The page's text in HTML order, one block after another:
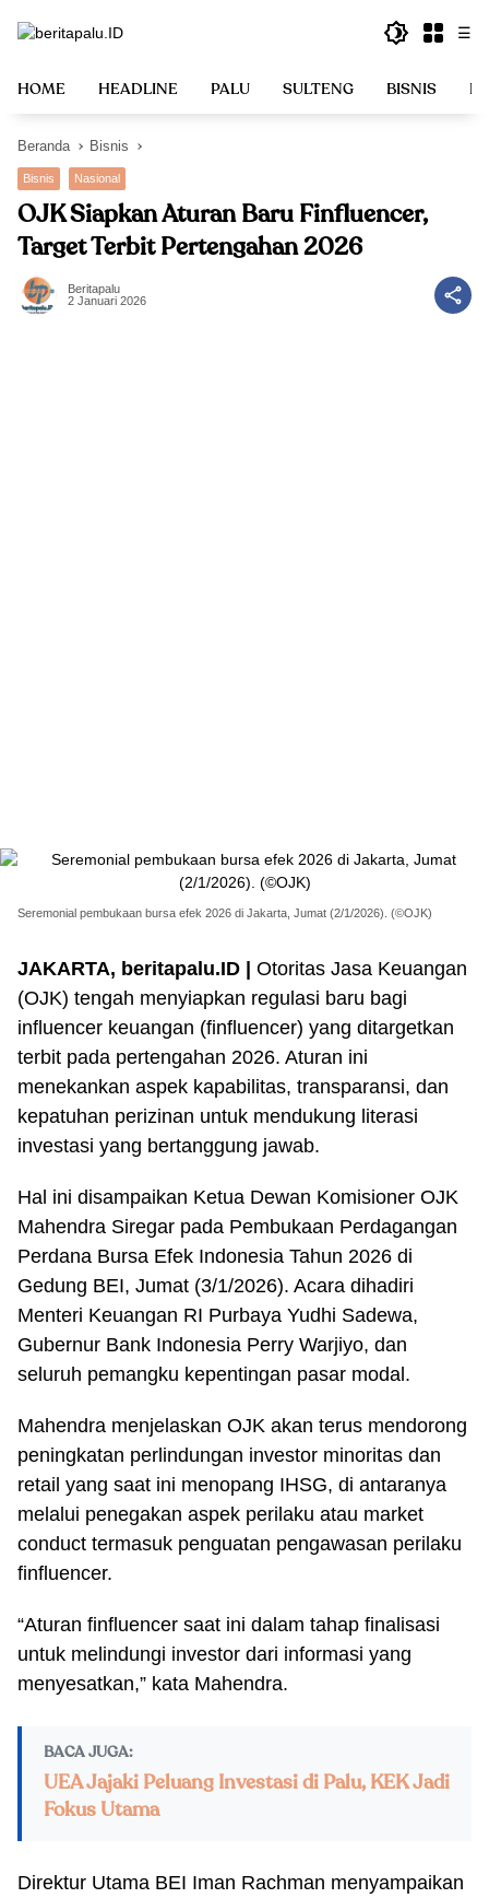
☰
HOME HEADLINE PALU SULTENG BISNIS
Beranda Bisnis
Bisnis Nasional
OJK Siapkan Aturan Baru Finfluencer,
Target Terbit Pertengahan 2026
Beritapalu
2 Januari 2026
Seremonial pembukaan bursa efek 2026 di Jakarta, Jumat (2/1/2026). (©OJK)
JAKARTA, beritapalu.ID | Otoritas Jasa Keuangan
(OJK) tengah menyiapkan regulasi baru bagi
influencer keuangan (finfluencer) yang ditargetkan
terbit pada pertengahan 2026. Aturan ini
menekankan aspek kapabilitas, transparansi, dan
kepatuhan perizinan untuk mendukung literasi
investasi yang bertanggung jawab.
Hal ini disampaikan Ketua Dewan Komisioner OJK
Mahendra Siregar pada Pembukaan Perdagangan
Perdana Bursa Efek Indonesia Tahun 2026 di
Gedung BEI, Jumat (3/1/2026). Acara dihadiri
Menteri Keuangan RI Purbaya Yudhi Sadewa,
Gubernur Bank Indonesia Perry Warjiyo, dan
seluruh pemangku kepentingan pasar modal.
Mahendra menjelaskan OJK akan terus mendorong
peningkatan perlindungan investor minoritas dan
retail yang saat ini menopang IHSG, di antaranya
melalui penegakan aspek perilaku atau market
conduct termasuk penguatan pengawasan perilaku
finfluencer.
“Aturan finfluencer saat ini dalam tahap finalisasi
untuk melindungi investor dari informasi yang
menyesatkan,” kata Mahendra.
BACA JUGA:
UEA Jajaki Peluang Investasi di Palu, KEK Jadi
Fokus Utama
Direktur Utama BEI Iman Rachman menyampaikan